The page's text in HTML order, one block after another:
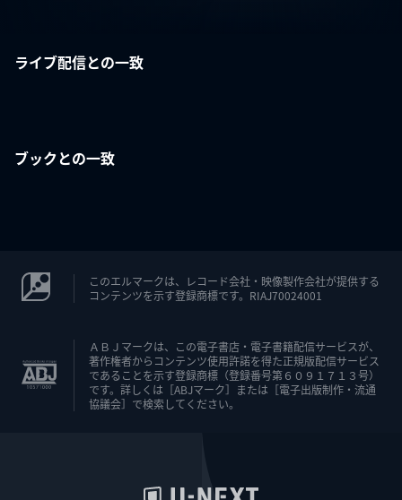
ライブ配信との一致
ブックとの一致
このエルマークは、レコード会社・映像製作会社が提供する
コンテンツを示す登録商標です。RIAJ70024001
ＡＢＪマークは、この電子書店・電子書籍配信サービスが、
著作権者からコンテンツ使用許諾を得た正規版配信サービス
であることを示す登録商標（登録番号第６０９１７１３号）
です。詳しくは［ABJマーク］または［電子出版制作・流通
協議会］で検索してください。